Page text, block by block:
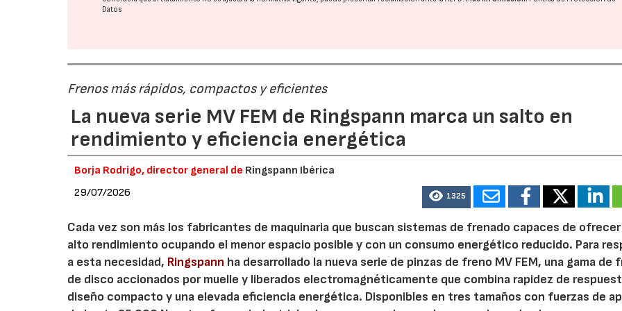
Datos
Frenos más rápidos, compactos y eficientes
La nueva serie MV FEM de Ringspann marca un salto en
rendimiento y eficiencia energética
Borja Rodrigo, director general de Ringspann Ibérica
29/07/2026
1325
Cada vez son más los fabricantes de maquinaria que buscan sistemas de frenado capaces de ofrecer
alto rendimiento ocupando el menor espacio posible y con un consumo energético reducido. Para
a esta necesidad, Ringspann ha desarrollado la nueva serie de pinzas de freno MV FEM, una gama de
de disco accionados por muelle y liberados electromagnéticamente que combina rapidez de
diseño compacto y una elevada eficiencia energética. Disponibles en tres tamaños con fuerzas de